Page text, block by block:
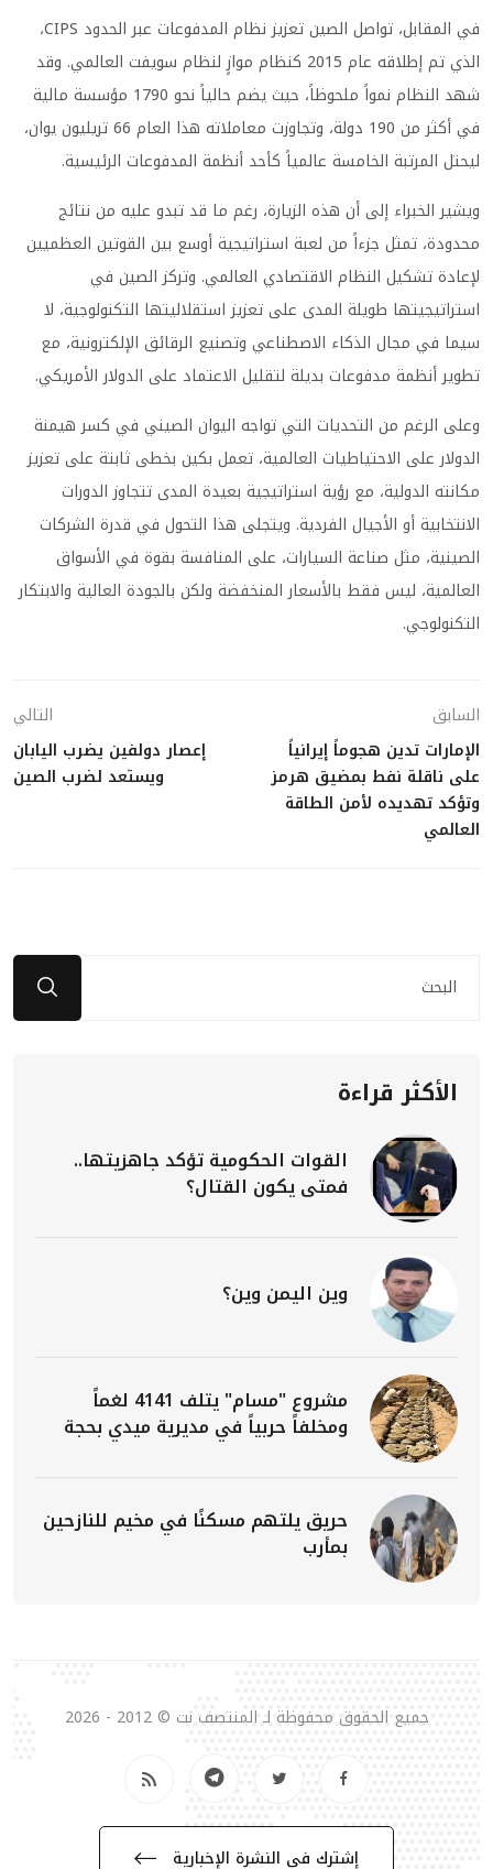
في المقابل، تواصل الصين تعزيز نظام المدفوعات عبر الحدود CIPS،
الذي تم إطلاقه عام 2015 كنظام موازٍ لنظام سويفت العالمي. وقد
شهد النظام نمواً ملحوظاً، حيث يضم حالياً نحو 1790 مؤسسة مالية
في أكثر من 190 دولة، وتجاوزت معاملاته هذا العام 66 تريليون يوان،
ليحتل المرتبة الخامسة عالمياً كأحد أنظمة المدفوعات الرئيسية.
ويشير الخبراء إلى أن هذه الزيارة، رغم ما قد تبدو عليه من نتائج
محدودة، تمثل جزءاً من لعبة استراتيجية أوسع بين القوتين العظميين
لإعادة تشكيل النظام الاقتصادي العالمي. وتركز الصين في
استراتيجيتها طويلة المدى على تعزيز استقلاليتها التكنولوجية، لا
سيما في مجال الذكاء الاصطناعي وتصنيع الرقائق الإلكترونية، مع
تطوير أنظمة مدفوعات بديلة لتقليل الاعتماد على الدولار الأمريكي.
وعلى الرغم من التحديات التي تواجه اليوان الصيني في كسر هيمنة
الدولار على الاحتياطيات العالمية، تعمل بكين بخطى ثابتة على تعزيز
مكانته الدولية، مع رؤية استراتيجية بعيدة المدى تتجاوز الدورات
الانتخابية أو الأجيال الفردية. ويتجلى هذا التحول في قدرة الشركات
الصينية، مثل صناعة السيارات، على المنافسة بقوة في الأسواق
العالمية، ليس فقط بالأسعار المنخفضة ولكن بالجودة العالية والابتكار
التكنولوجي.
السابق
الإمارات تدين هجوماً إيرانياً
على ناقلة نفط بمضيق هرمز
وتؤكد تهديده لأمن الطاقة
العالمي
التالي
إعصار دولفين يضرب اليابان
ويستعد لضرب الصين
الأكثر قراءة
القوات الحكومية تؤكد جاهزيتها..
فمتى يكون القتال؟
وين اليمن وين؟
مشروع "مسام" يتلف 4141 لغماً
ومخلفاً حربياً في مديرية ميدي بحجة
حريق يلتهم مسكنًا في مخيم للنازحين
بمأرب
جميع الحقوق محفوظة لـ المنتصف نت © 2012 - 2026
إشترك في النشرة الإخبارية